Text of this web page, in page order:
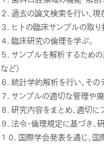
２．過去の論文検索を行い、
３．ヒトの臨床サンプルの取り
４．臨床研究の倫理を学ぶ。
５．サンプルを解析するため
など）
６．統計学的解析を行い、その
７．サンプルの適切な管理や
８．研究内容をまとめ、適切
９．法令・倫理規定に基づき、
１０．国際学会発表を通じ、